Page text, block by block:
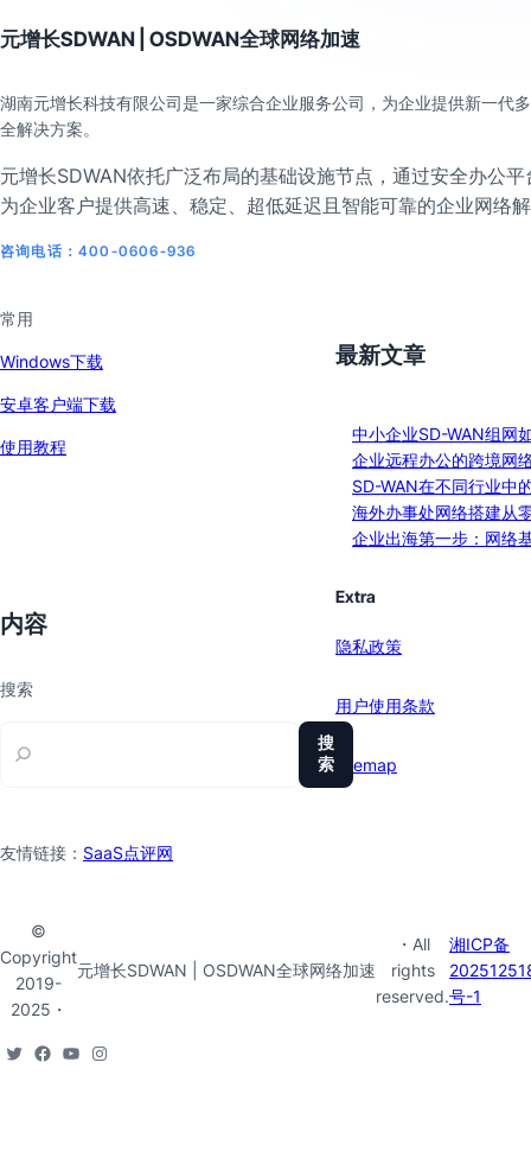
元增长SDWAN | OSDWAN全球网络加速
湖南元增长科技有限公司是一家综合企业服务公司，为企业提供新一代
全解决方案。
元增长SDWAN依托广泛布局的基础设施节点，通过安全办公
为企业客户提供高速、稳定、超低延迟且智能可靠的企业网络
咨询电话：400-0606-936
常用
Windows下载
安卓客户端下载
使用教程
最新文章
中小企业SD-WAN组网
企业远程办公的跨境网
SD-WAN在不同行业中
海外办事处网络搭建从
企业出海第一步：网络
内容
搜索
搜
索
Extra
隐私政策
用户使用条款
sitemap
友情链接： SaaS点评网
©
Copyright
2019-
2025・
元增长SDWAN | OSDWAN全球网络加速
・All
rights
reserved.
湘ICP备
号-1